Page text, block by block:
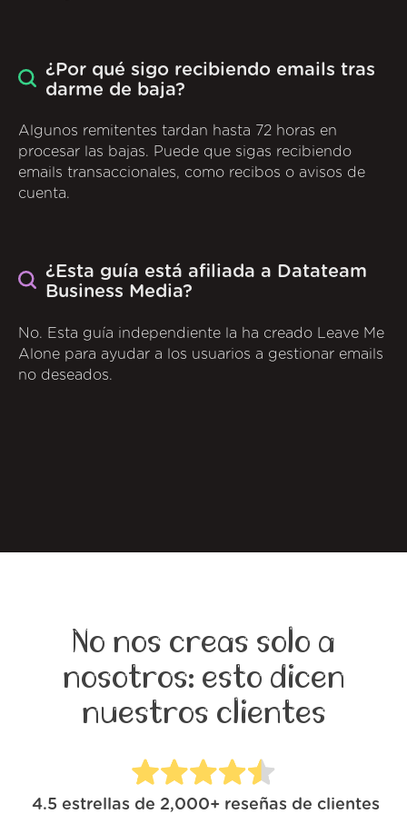
¿Por qué sigo recibiendo emails tras
darme de baja?
Algunos remitentes tardan hasta 72 horas en
procesar las bajas. Puede que sigas recibiendo
emails transaccionales, como recibos o avisos de
cuenta.
¿Esta guía está afiliada a Datateam
Business Media?
No. Esta guía independiente la ha creado Leave Me
Alone para ayudar a los usuarios a gestionar emails
no deseados.
No nos creas solo a
nosotros: esto dicen
nuestros clientes
4.5 estrellas de 2,000+ reseñas de clientes